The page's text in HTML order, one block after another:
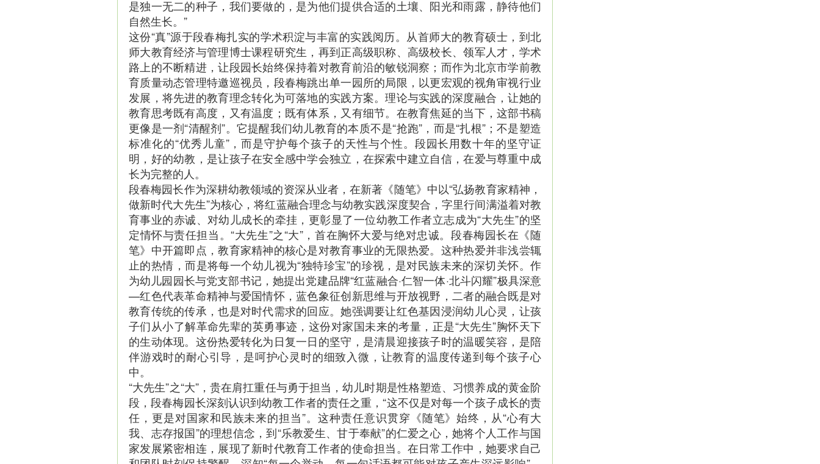
是独一无二的种子，我们要做的，是为他们提供合适的土壤、阳光和雨露，静待他们
自然生长。”
这份“真”源于段春梅扎实的学术积淀与丰富的实践阅历。从首师大的教育硕士，到北
师大教育经济与管理博士课程研究生，再到正高级职称、高级校长、领军人才，学术
路上的不断精进，让段园长始终保持着对教育前沿的敏锐洞察；而作为北京市学前教
育质量动态管理特邀巡视员，段春梅跳出单一园所的局限，以更宏观的视角审视行业
发展，将先进的教育理念转化为可落地的实践方案。理论与实践的深度融合，让她的
教育思考既有高度，又有温度；既有体系，又有细节。在教育焦延的当下，这部书稿
更像是一剂“清醒剂”。它提醒我们幼儿教育的本质不是“抢跑”，而是“扎根”；不是塑造
标准化的“优秀儿童”，而是守护每个孩子的天性与个性。段园长用数十年的坚守证
明，好的幼教，是让孩子在安全感中学会独立，在探索中建立自信，在爱与尊重中成
长为完整的人。
段春梅园长作为深耕幼教领域的资深从业者，在新著《随笔》中以“弘扬教育家精神，
做新时代大先生”为核心，将红蓝融合理念与幼教实践深度契合，字里行间满溢着对教
育事业的赤诚、对幼儿成长的牵挂，更彰显了一位幼教工作者立志成为“大先生”的坚
定情怀与责任担当。“大先生”之“大”，首在胸怀大爱与绝对忠诚。段春梅园长在《随
笔》中开篇即点，教育家精神的核心是对教育事业的无限热爱。这种热爱并非浅尝辄
止的热情，而是将每一个幼儿视为“独特珍宝”的珍视，是对民族未来的深切关怀。作
为幼儿园园长与党支部书记，她提出党建品牌“红蓝融合·仁智一体·北斗闪耀”极具深意
—红色代表革命精神与爱国情怀，蓝色象征创新思维与开放视野，二者的融合既是对
教育传统的传承，也是对时代需求的回应。她强调要让红色基因浸润幼儿心灵，让孩
子们从小了解革命先辈的英勇事迹，这份对家国未来的考量，正是“大先生”胸怀天下
的生动体现。这份热爱转化为日复一日的坚守，是清晨迎接孩子时的温暖笑容，是陪
伴游戏时的耐心引导，是呵护心灵时的细致入微，让教育的温度传递到每个孩子心
中。
“大先生”之“大”，贵在肩扛重任与勇于担当，幼儿时期是性格塑造、习惯养成的黄金阶
段，段春梅园长深刻认识到幼教工作者的责任之重，“这不仅是对每一个孩子成长的责
任，更是对国家和民族未来的担当”。这种责任意识贯穿《随笔》始终，从“心有大
我、志存报国”的理想信念，到“乐教爱生、甘于奉献”的仁爱之心，她将个人工作与国
家发展紧密相连，展现了新时代教育工作者的使命担当。在日常工作中，她要求自己